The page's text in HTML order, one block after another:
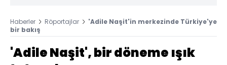
Haberler Röportajlar
'Adile Naşit'in merkezinde Türkiye'ye
bir bakış
'Adile Naşit', bir döneme ışık